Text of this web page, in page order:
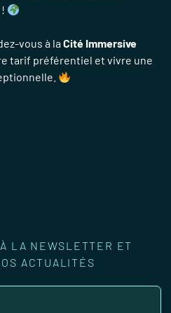
vous à la Cité Immersive
tarif préférentiel et vivre une
LA NEWSLETTER ET
ACTUALITÉS